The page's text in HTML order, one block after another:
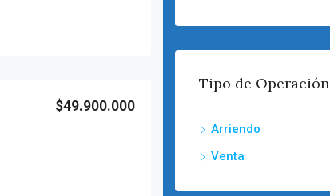
$49.900.000
Tipo de Operación
Arriendo
Venta